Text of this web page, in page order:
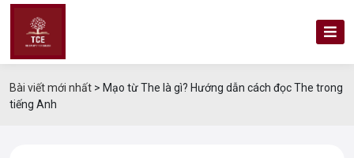
Bài viết mới nhất > Mạo từ The là gì? Hướng dẫn cách đọc The trong
tiếng Anh